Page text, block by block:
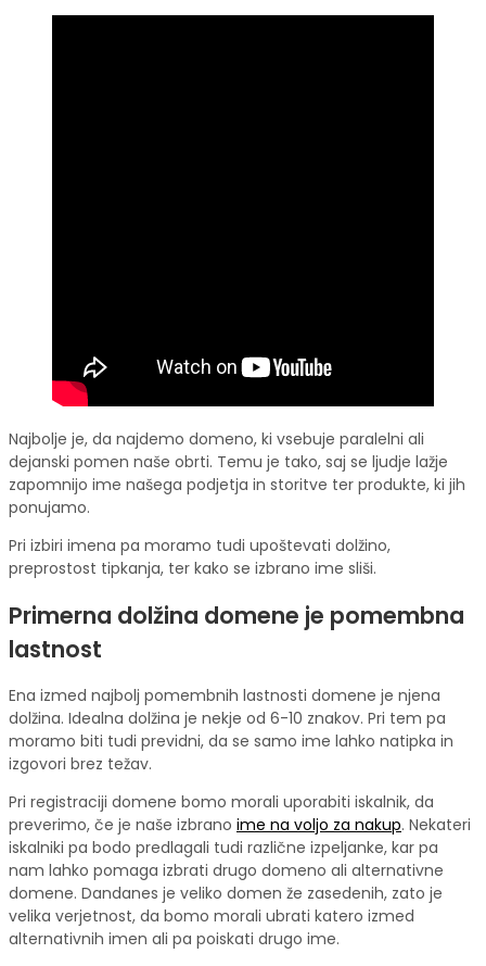
Najbolje je, da najdemo domeno, ki vsebuje paralelni ali
dejanski pomen naše obrti. Temu je tako, saj se ljudje lažje
zapomnijo ime našega podjetja in storitve ter produkte, ki jih
ponujamo.
Pri izbiri imena pa moramo tudi upoštevati dolžino,
preprostost tipkanja, ter kako se izbrano ime sliši.
Primerna dolžina domene je pomembna
lastnost
Ena izmed najbolj pomembnih lastnosti domene je njena
dolžina. Idealna dolžina je nekje od 6-10 znakov. Pri tem pa
moramo biti tudi previdni, da se samo ime lahko natipka in
izgovori brez težav.
Pri registraciji domene bomo morali uporabiti iskalnik, da
preverimo, če je naše izbrano ime na voljo za nakup. Nekateri
iskalniki pa bodo predlagali tudi različne izpeljanke, kar pa
nam lahko pomaga izbrati drugo domeno ali alternativne
domene. Dandanes je veliko domen že zasedenih, zato je
velika verjetnost, da bomo morali ubrati katero izmed
alternativnih imen ali pa poiskati drugo ime.